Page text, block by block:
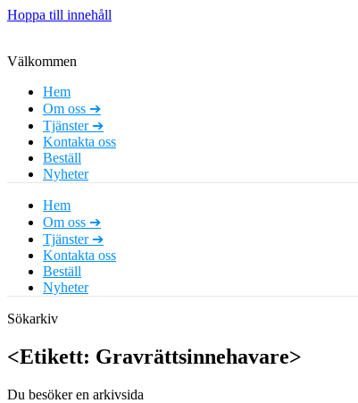
Hoppa till innehåll
Välkommen
Hem
Om oss ➔
Tjänster ➔
Kontakta oss
Beställ
Nyheter
Hem
Om oss ➔
Tjänster ➔
Kontakta oss
Beställ
Nyheter
Sökarkiv
<Etikett: Gravrättsinnehavare>
Du besöker en arkivsida